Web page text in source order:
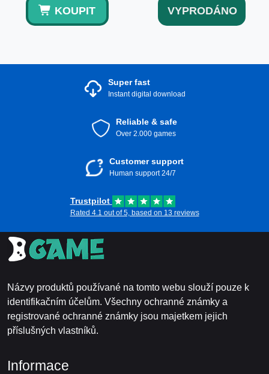
KOUPIT VYPRODÁNO
Super fast
Instant digital download
Reliable & safe
Over 2.000 games
Customer support
Human support 24/7
Trustpilot
Rated 4.1 out of 5, based on 13 reviews
Názvy produktů používané na tomto webu slouží pouze k
identifikačním účelům. Všechny ochranné známky a
registrované ochranné známky jsou majetkem jejich
příslušných vlastníků.
Informace